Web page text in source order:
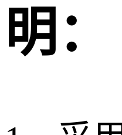
明：